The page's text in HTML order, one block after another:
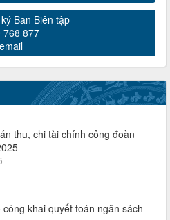
Ban Biên tập
768 877
quả lý tài chính, tài sản công
dứt hoạt động
thu, chi tài chính công đoàn
khai quyết toán ngân sách